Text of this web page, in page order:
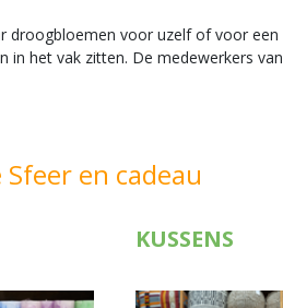
voor uzelf of voor
het vak zitten. De medewerkers
en cadeau
KUSSENS